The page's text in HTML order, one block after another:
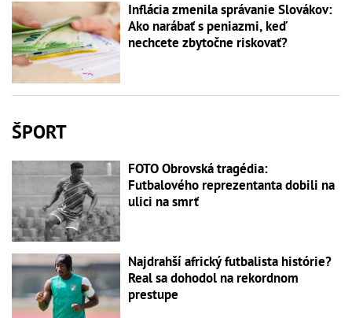
Inflácia zmenila správanie Slovákov:
Ako narábať s peniazmi, keď
nechcete zbytočne riskovať?
ŠPORT
FOTO Obrovská tragédia:
Futbalového reprezentanta dobili na
ulici na smrť
Najdrahší africký futbalista histórie?
Real sa dohodol na rekordnom
prestupe